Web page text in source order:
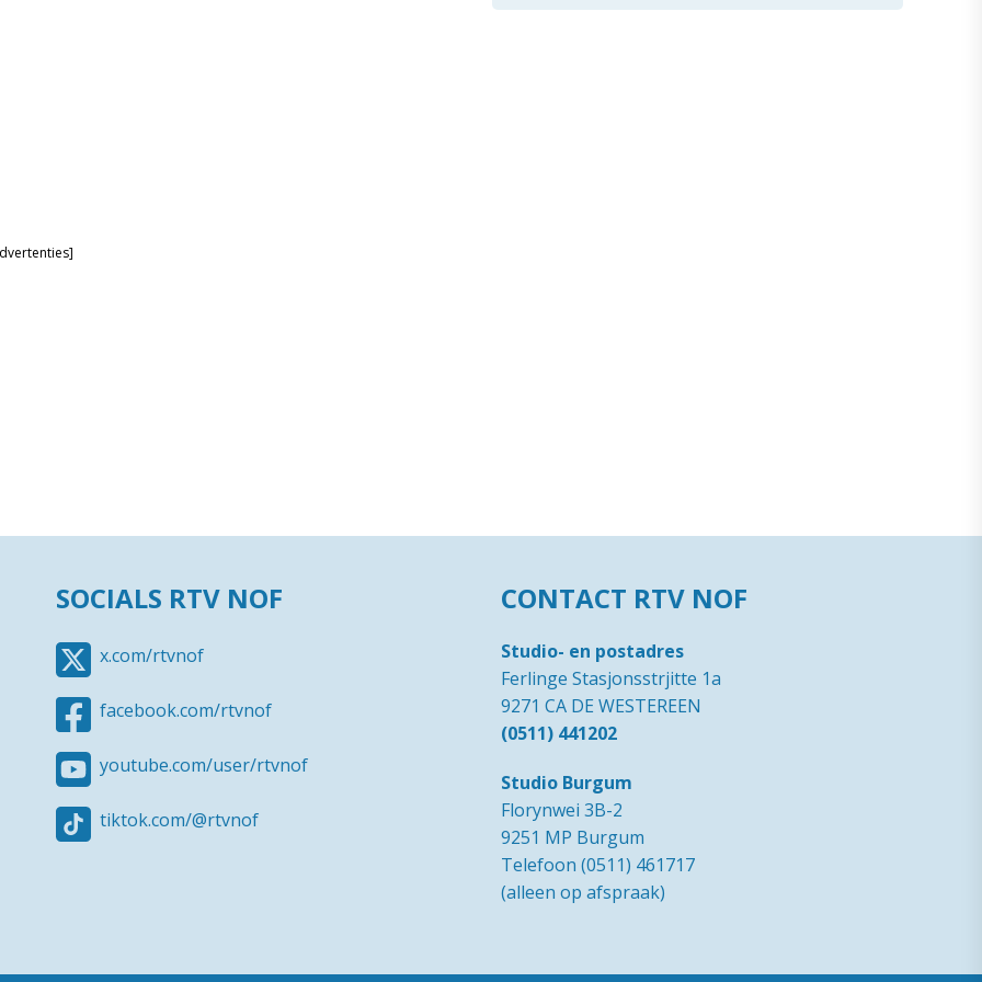
SOCIALS RTV NOF
x.com/rtvnof
facebook.com/rtvnof
youtube.com/user/rtvnof
tiktok.com/@rtvnof
CONTACT RTV NOF
Studio- en postadres
Ferlinge Stasjonsstrjitte 1a
9271 CA DE WESTEREEN
(0511) 441202
Studio Burgum
Florynwei 3B-2
9251 MP Burgum
Telefoon (0511) 461717
(alleen op afspraak)